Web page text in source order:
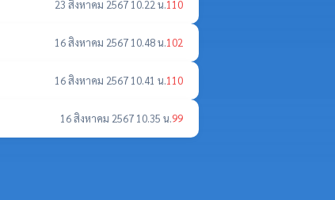
23 สิงหาคม 2567 10.22 น.110
16 สิงหาคม 2567 10.48 น.102
16 สิงหาคม 2567 10.41 น.110
16 สิงหาคม 2567 10.35 น.99